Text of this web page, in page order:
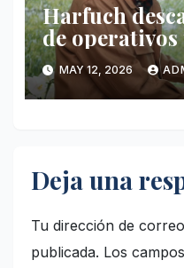
Harfuch
de
en Sinaloa
MAY 12, 2026
Deja una
Tu dirección de
publicada. Los